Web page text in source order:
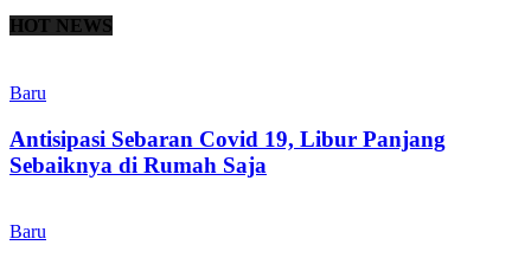
HOT NEWS
Baru
Antisipasi Sebaran Covid 19, Libur Panjang
Sebaiknya di Rumah Saja
Baru